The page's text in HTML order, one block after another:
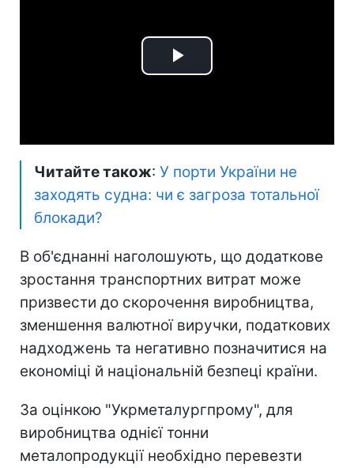
Play
Читайте також: У порти України не
заходять судна: чи є загроза тотальної
блокади?
В об'єднанні наголошують, що додаткове
зростання транспортних витрат може
призвести до скорочення виробництва,
зменшення валютної виручки, податкових
надходжень та негативно позначитися на
економіці й національній безпеці країни.
За оцінкою "Укрметалургпрому", для
виробництва однієї тонни
металопродукції необхідно перевезти